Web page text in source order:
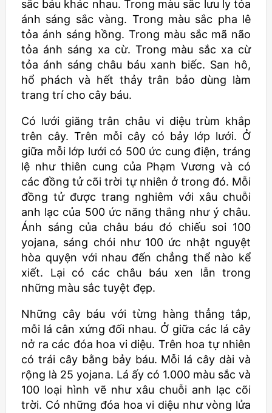
sắc báu khác nhau. Trong màu sắc lưu ly tỏa
ánh sáng sắc vàng. Trong màu sắc pha lê
tỏa ánh sáng hồng. Trong màu sắc mã não
tỏa ánh sáng xa cừ. Trong màu sắc xa cừ
tỏa ánh sáng châu báu xanh biếc. San hô,
hổ phách và hết thảy trân bảo dùng làm
trang trí cho cây báu.
Có lưới giăng trân châu vi diệu trùm khắp
trên cây. Trên mỗi cây có bảy lớp lưới. Ở
giữa mỗi lớp lưới có 500 ức cung điện, tráng
lệ như thiên cung của Phạm Vương và có
các đồng tử cõi trời tự nhiên ở trong đó. Mỗi
đồng tử được trang nghiêm với xâu chuỗi
anh lạc của 500 ức năng thắng như ý châu.
Ánh sáng của châu báu đó chiếu soi 100
yojana, sáng chói như 100 ức nhật nguyệt
hòa quyện với nhau đến chẳng thể nào kể
xiết. Lại có các châu báu xen lẫn trong
những màu sắc tuyệt đẹp.
Những cây báu với từng hàng thẳng tắp,
mỗi lá cân xứng đối nhau. Ở giữa các lá cây
nở ra các đóa hoa vi diệu. Trên hoa tự nhiên
có trái cây bằng bảy báu. Mỗi lá cây dài và
rộng là 25 yojana. Lá ấy có 1.000 màu sắc và
100 loại hình vẽ như xâu chuỗi anh lạc cõi
trời. Có những đóa hoa vi diệu như vòng lửa